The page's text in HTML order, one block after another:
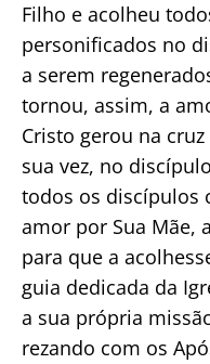
Filho e acolheu
personificados no
a serem
tornou, assim, a
Cristo gerou na
sua vez, no
todos os discípulos
amor por Sua Mãe,
para que a
guia dedicada da
a sua própria
rezando com os